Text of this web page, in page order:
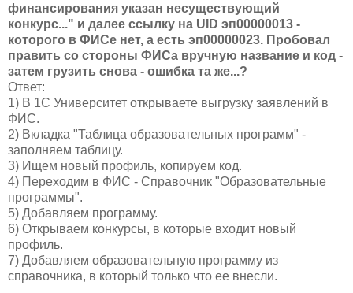
финансирования указан несуществующий
конкурс..." и далее ссылку на UID эп00000013 -
которого в ФИСе нет, а есть эп00000023. Пробовал
править со стороны ФИСа вручную название и код -
затем грузить снова - ошибка та же...?
Ответ:
1) В 1С Университет открываете выгрузку заявлений в
ФИС.
2) Вкладка "Таблица образовательных программ" -
заполняем таблицу.
3) Ищем новый профиль, копируем код.
4) Переходим в ФИС - Справочник "Образовательные
программы".
5) Добавляем программу.
6) Открываем конкурсы, в которые входит новый
профиль.
7) Добавляем образовательную программу из
справочника, в который только что ее внесли.